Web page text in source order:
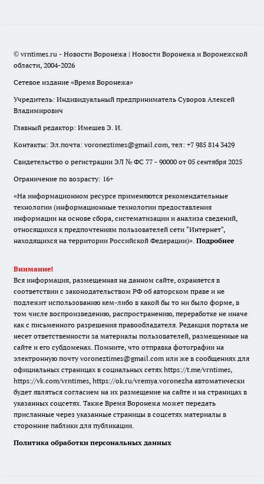
© vrntimes.ru - Новости Воронежа | Новости Воронежа и Воронежской
области, 2004-2026
Сетевое издание «Время Воронежа»
Учредитель: Индивидуальный предприниматель Суворов Алексей
Владимирович
Главный редактор: Имешев Э. И.
Контакты: Эл.почта: voroneztimes@gmail.com, тел: +7 985 814 3429
Свидетельство о регистрации ЭЛ № ФС 77 - 90000 от 05 сентября 2025
Ограничение по возрасту: 16+
«На информационном ресурсе применяются рекомендательные
технологии (информационные технологии предоставления
информации на основе сбора, систематизации и анализа сведений,
относящихся к предпочтениям пользователей сети "Интернет",
находящихся на территории Российской Федерации)». Подробнее
Внимание!
Вся информация, размещенная на данном сайте, охраняется в
соответствии с законодательством РФ об авторском праве и не
подлежит использованию кем-либо в какой бы то ни было форме, в
том числе воспроизведению, распространению, переработке не иначе
как с письменного разрешения правообладателя. Редакция портала не
несет ответственности за материалы пользователей, размещенные на
сайте и его субдоменах. Помните, что отправка фотографии на
электронную почту voroneztimes@gmail.com или же в сообщениях для
официальных страницах в социальных сетях https://t.me/vrntimes,
https://vk.com/vrntimes, https://ok.ru/vremya.voronezha автоматически
будет являться согласием на их размещение на сайте и на страницах в
указанных соцсетях. Также Время Воронежа может передать
присланные через указанные страницы в соцсетях материалы в
сторонние паблики для публикации.
Политика обработки персональных данных